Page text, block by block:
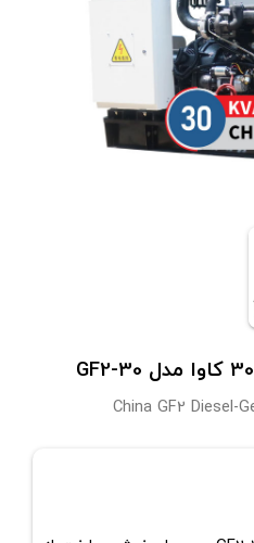
China GF2 Diesel-